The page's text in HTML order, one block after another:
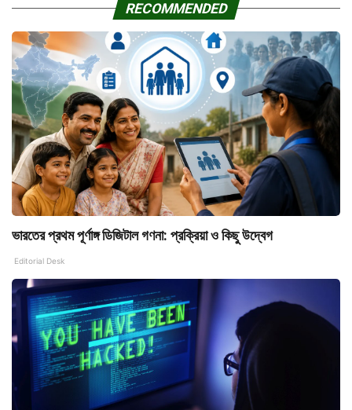
RECOMMENDED
ভারতের প্রথম পূর্ণাঙ্গ ডিজিটাল গণনা: প্রক্রিয়া ও কিছু উদ্বেগ
Editorial Desk